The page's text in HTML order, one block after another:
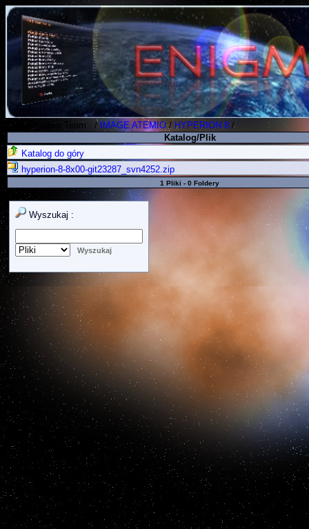
Polish Koders Team /IMAGE ATEMIO/ HYPERION 8 /
Katalog/Plik
Katalog do góry
hyperion-8-8x00-git23287_svn4252.zip
1 Pliki - 0 Foldery
Wyszukaj :